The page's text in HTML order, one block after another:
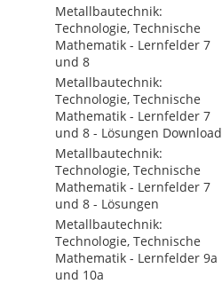
Metallbautechnik:
Technologie, Technische
Mathematik - Lernfelder 7
und 8
Metallbautechnik:
Technologie, Technische
Mathematik - Lernfelder 7
und 8 - Lösungen Download
Metallbautechnik:
Technologie, Technische
Mathematik - Lernfelder 7
und 8 - Lösungen
Metallbautechnik:
Technologie, Technische
Mathematik - Lernfelder 9a
und 10a